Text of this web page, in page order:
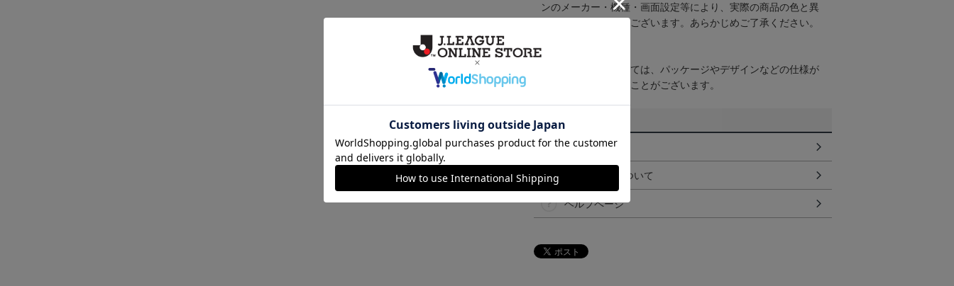
ンのメーカー・機種・画面設定等により、実際の商品の色と異
なって見える場合がございます。あらかじめご了承ください。
【仕様について】
取り扱い商品によっては、パッケージやデザインなどの仕様が
予告なく変更になることがございます。
その他
決済について
ギフト対応について
ヘルプページ